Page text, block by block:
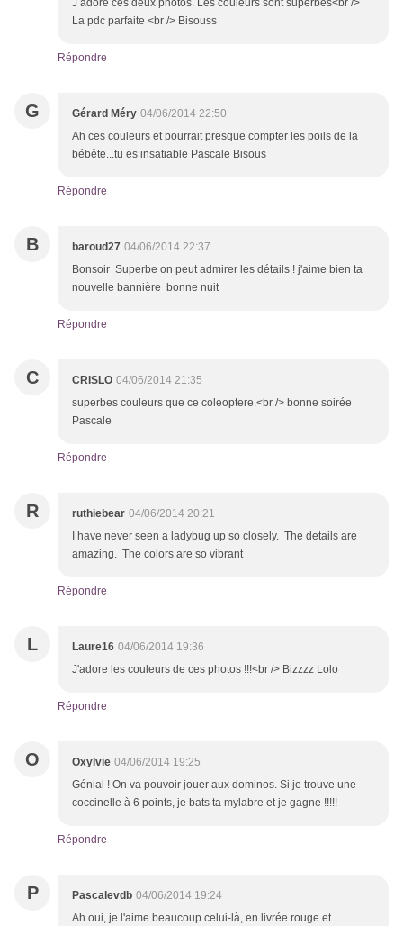
J adore ces deux photos. Les couleurs sont superbes<br />
La pdc parfaite <br /> Bisouss
Répondre
G Gérard Méry 04/06/2014 22:50
Ah ces couleurs et pourrait presque compter les poils de la
bébête...tu es insatiable Pascale Bisous
Répondre
B baroud27 04/06/2014 22:37
Bonsoir Superbe on peut admirer les détails ! j'aime bien ta
nouvelle bannière bonne nuit
Répondre
C CRISLO 04/06/2014 21:35
superbes couleurs que ce coleoptere.<br /> bonne soirée
Pascale
Répondre
R ruthiebear 04/06/2014 20:21
I have never seen a ladybug up so closely. The details are
amazing. The colors are so vibrant
Répondre
L Laure16 04/06/2014 19:36
J'adore les couleurs de ces photos !!!<br /> Bizzzz Lolo
Répondre
O Oxylvie 04/06/2014 19:25
Génial ! On va pouvoir jouer aux dominos. Si je trouve une
coccinelle à 6 points, je bats ta mylabre et je gagne !!!!!
Répondre
P Pascalevdb 04/06/2014 19:24
Ah oui, je l'aime beaucoup celui-là, en livrée rouge et